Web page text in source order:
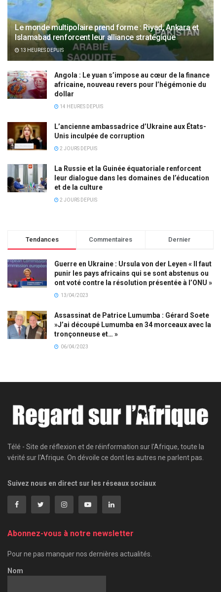
Le monde multipolaire prend forme : Riyad, Ankara et
Islamabad renforcent leur alliance stratégique
13 HEURES DEPUIS
Angola : Le yuan s’impose au cœur de la finance
africaine, nouveau revers pour l’hégémonie du
dollar
14 HEURES DEPUIS
L’ancienne ambassadrice d’Ukraine aux États-
Unis inculpée de corruption
2 JOURS DEPUIS
La Russie et la Guinée équatoriale renforcent
leur dialogue dans les domaines de l’éducation
et de la culture
2 JOURS DEPUIS
Tendances Commentaires Dernier
Guerre en Ukraine : Ursula von der Leyen « Il faut
punir les pays africains qui se sont abstenus ou
ont voté contre la résolution présentée à l’ONU »
13/04/2023
Assassinat de Patrice Lumumba : Gérard Soete
»J’ai découpé Lumumba en 34 morceaux avec la
tronçonneuse et… »
06/04/2023
Télé - Site de réflexion et de réinformation sur l'Afrique, toute la
vérité sur l'Afrique. On dévoile ce dont les autres ne parlent pas.
Suivez nous en direct sur les réseaux sociaux
Abonnez-vous à notre newsletter
Pour ne pas manquer nos dernières actualités.
Nom